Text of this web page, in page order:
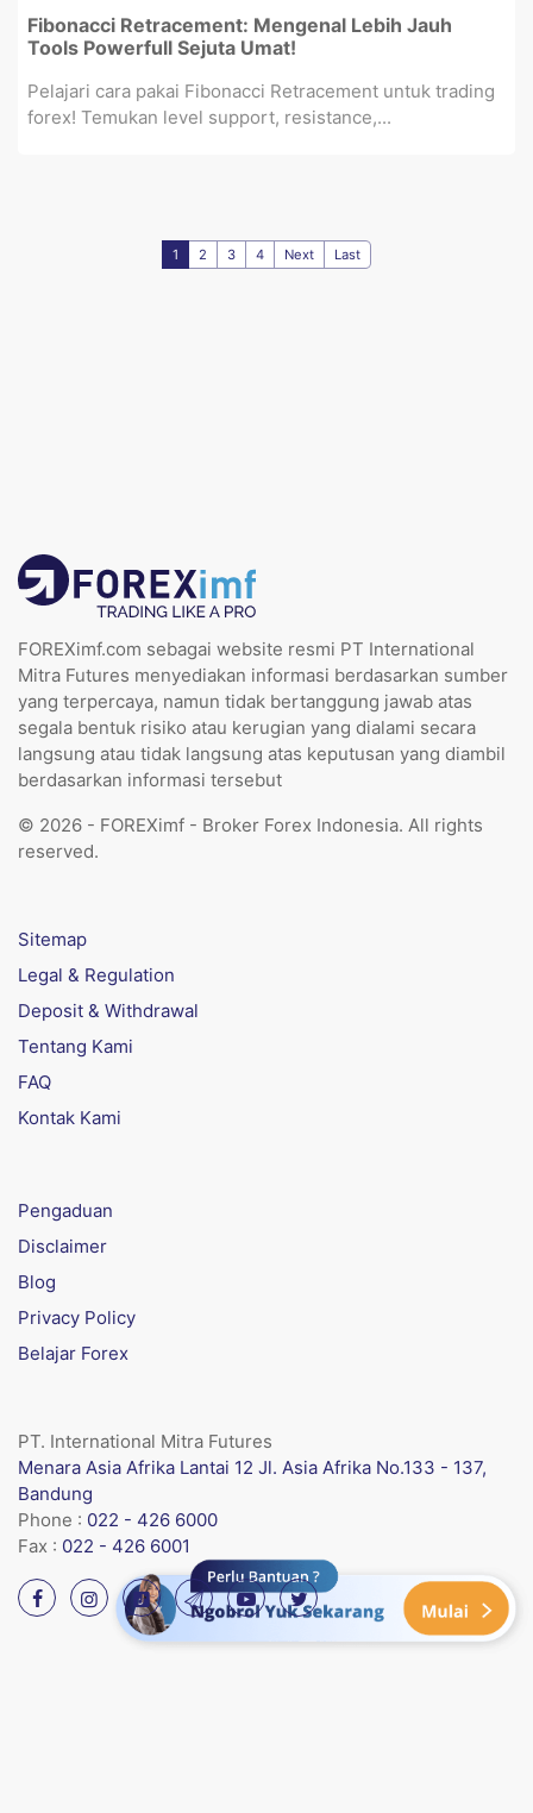
Fibonacci Retracement: Mengenal Lebih Jauh
Tools Powerfull Sejuta Umat!
Pelajari cara pakai Fibonacci Retracement untuk trading
forex! Temukan level support, resistance,...
1 2 3 4 Next Last
FOREXimf.com sebagai website resmi PT International
Mitra Futures menyediakan informasi berdasarkan sumber
yang terpercaya, namun tidak bertanggung jawab atas
segala bentuk risiko atau kerugian yang dialami secara
langsung atau tidak langsung atas keputusan yang diambil
berdasarkan informasi tersebut
© 2026 - FOREXimf - Broker Forex Indonesia. All rights
reserved.
Sitemap
Legal & Regulation
Deposit & Withdrawal
Tentang Kami
FAQ
Kontak Kami
Pengaduan
Disclaimer
Blog
Privacy Policy
Belajar Forex
PT. International Mitra Futures
Menara Asia Afrika Lantai 12 Jl. Asia Afrika No.133 - 137,
Bandung
Phone : 022 - 426 6000
Fax : 022 - 426 6001